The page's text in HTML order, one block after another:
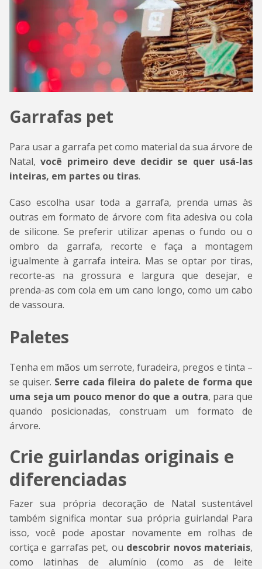
Garrafas pet
Para usar a garrafa pet como material da sua árvore de
Natal,você primeiro deve decidir se quer usá-las
inteiras, em partes ou tiras.
Caso escolha usar toda a garrafa, prenda umas às
outras em formato de árvore com fita adesiva ou cola
de silicone. Se preferir utilizar apenas o fundo ou o
ombro da garrafa, recorte e faça a montagem
igualmente à garrafa inteira. Mas se optar por tiras,
recorte-as na grossura e largura que desejar, e
prenda-as com cola em um cano longo, como um cabo
de vassoura.
Paletes
Tenha em mãos um serrote, furadeira, pregos e tinta –
se quiser. Serre cada fileira do palete de forma que
uma seja um pouco menor do que a outra, para que
quando posicionadas, construam um formato de
árvore.
Crie guirlandas originais e
diferenciadas
Fazer sua própria decoração de Natal sustentável
também significa montar sua própria guirlanda! Para
isso, você pode apostar novamente em rolhas de
cortiça e garrafas pet, ou descobrir novos materiais,
como latinhas de alumínio (como as de leite